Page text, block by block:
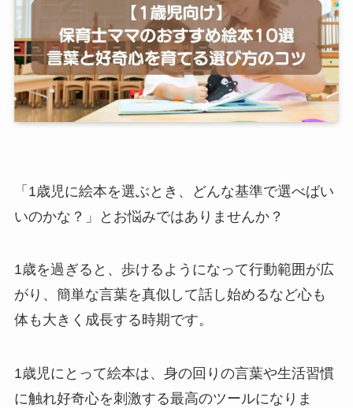
「1歳児に絵本を選ぶとき、どんな基準で選べばい
いのかな？」とお悩みではありませんか？
1歳を過ぎると、歩けるようになって行動範囲が広
がり、簡単な言葉を真似して話し始めるなど心も
体も大きく成長する時期です。
1歳児にとって絵本は、身の回りの言葉や生活習慣
に触れ好奇心を刺激する最高のツールになりま